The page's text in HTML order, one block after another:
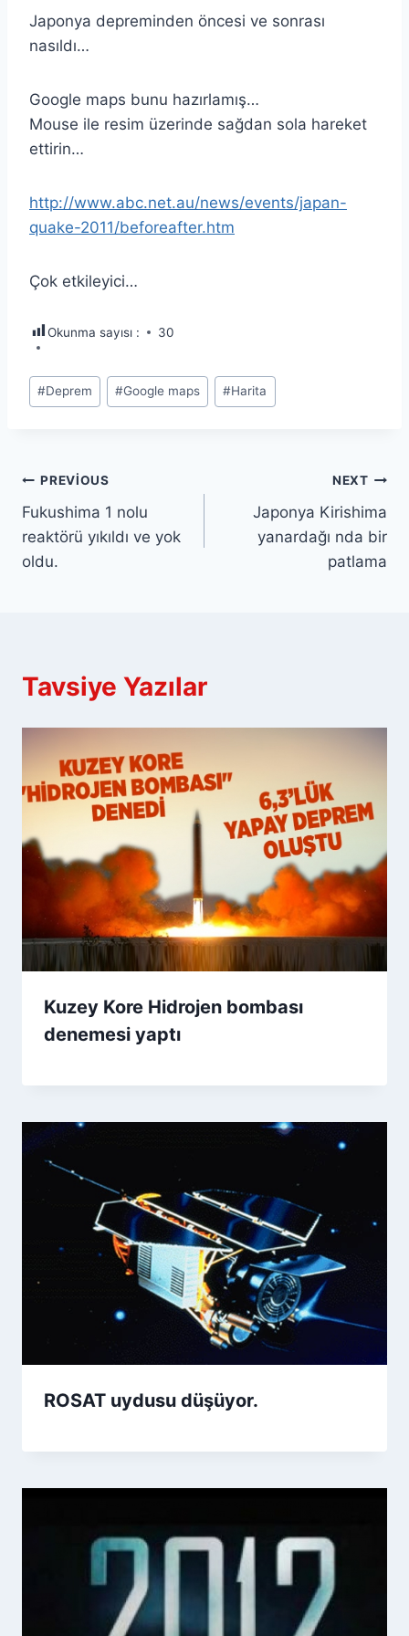
Japonya depreminden öncesi ve sonrası
nasıldı…
Google maps bunu hazırlamış…
Mouse ile resim üzerinde sağdan sola hareket
ettirin…
http://www.abc.net.au/news/events/japan-
quake-2011/beforeafter.htm
Çok etkileyici…
Okunma sayısı : 30
Post
Tags:
#Deprem #Google maps #Harita
Yazı
gezinmesi
PREVIOUS
Fukushima 1 nolu
reaktörü yıkıldı ve yok
oldu.
NEXT
Japonya Kirishima
yanardağı nda bir
patlama
Tavsiye Yazılar
Kuzey Kore Hidrojen bombası
denemesi yaptı
ROSAT uydusu düşüyor.